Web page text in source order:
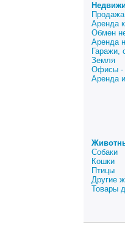
Аренда
Обмен
Аренда
Гаражи,
Земля
Офисы -
Аренда
Собаки
Кошки
Птицы
Другие
Товары